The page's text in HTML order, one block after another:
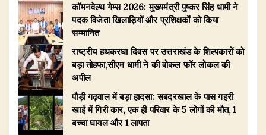
​कॉमनवेल्थ गेम्स 2026: मुख्यमंत्री पुष्कर सिंह धामी ने
पदक विजेता खिलाड़ियों और प्रशिक्षकों को किया
सम्मानित
राष्ट्रीय हथकरघा दिवस पर उत्तराखंड के शिल्पकारों को
बड़ा तोहफा,सीएम धामी ने की वोकल फॉर लोकल की
अपील
पौड़ी गढ़वाल में बड़ा हादसा: सबदरखाल के पास गहरी
खाई में गिरी कार, एक ही परिवार के 5 लोगों की मौत, 1
बच्चा घायल और 1 लापता